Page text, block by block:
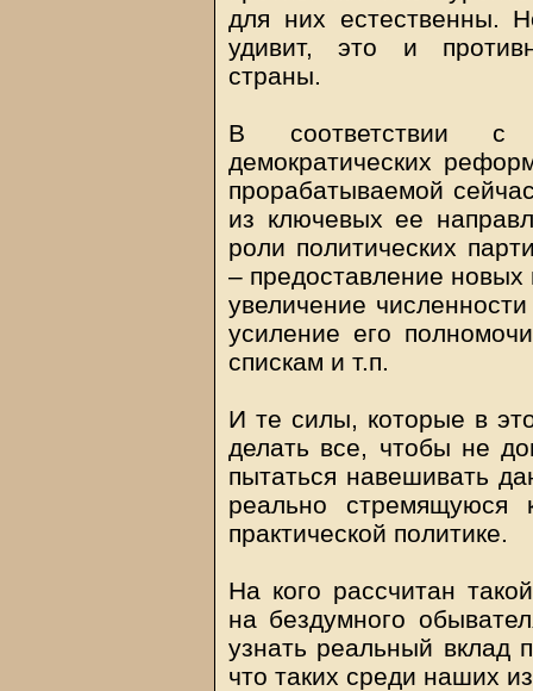
для них естественны.
удивит, это и
страны.
В соответствии с
демократических
прорабатываемой
из ключевых ее
роли политических
– предоставление
увеличение
усиление его
спискам и т.п.
И те силы, которые в
делать все, чтобы не
пытаться навешивать
реально стремящуюся
практической политике.
На кого рассчитан
на бездумного
узнать реальный вклад
что таких среди наших